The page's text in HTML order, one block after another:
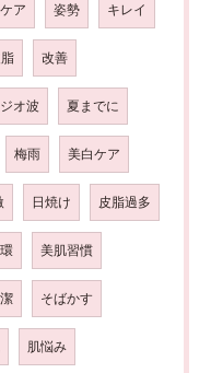
ア 姿勢 キレイ
改善
オ波 夏までに
梅雨 美白ケア
日焼け 皮脂過多
美肌習慣
そばかす
肌悩み